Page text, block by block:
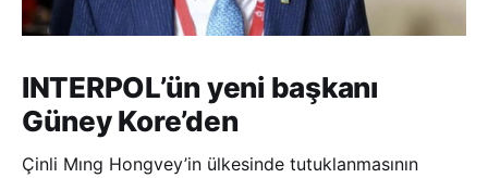
INTERPOL’ün yeni başkanı
Güney Kore’den
Çinli Mıng Hongvey’in ülkesinde tutuklanmasının